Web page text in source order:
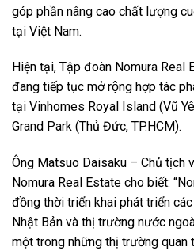
góp phần nâng cao chất lượng
tại Việt Nam.
Hiện tại, Tập đoàn Nomura Real
đang tiếp tục mở rộng hợp tác
tại Vinhomes Royal Island (Vũ
Grand Park (Thủ Đức, TP.HCM).
Ông Matsuo Daisaku – Chủ tịch
Nomura Real Estate cho biết:
đồng thời triển khai phát triển
Nhật Bản và thị trường nước
một trong những thị trường quan